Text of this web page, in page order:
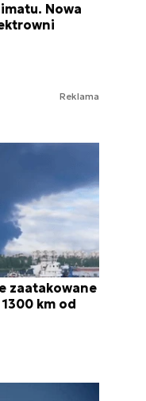
Nowa
Reklama
zaatakowane
km od